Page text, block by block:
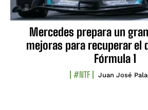
Mercedes prepara un
mejoras para recuperar el
Fórmula 1
#NTF Juan José